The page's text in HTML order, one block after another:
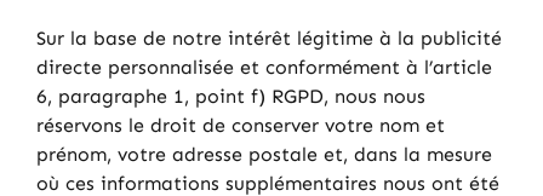
Sur la base de notre intérêt légitime à la publicité
directe personnalisée et conformément à l’article
6, paragraphe 1, point f) RGPD, nous nous
réservons le droit de conserver votre nom et
prénom, votre adresse postale et, dans la mesure
où ces informations supplémentaires nous ont été